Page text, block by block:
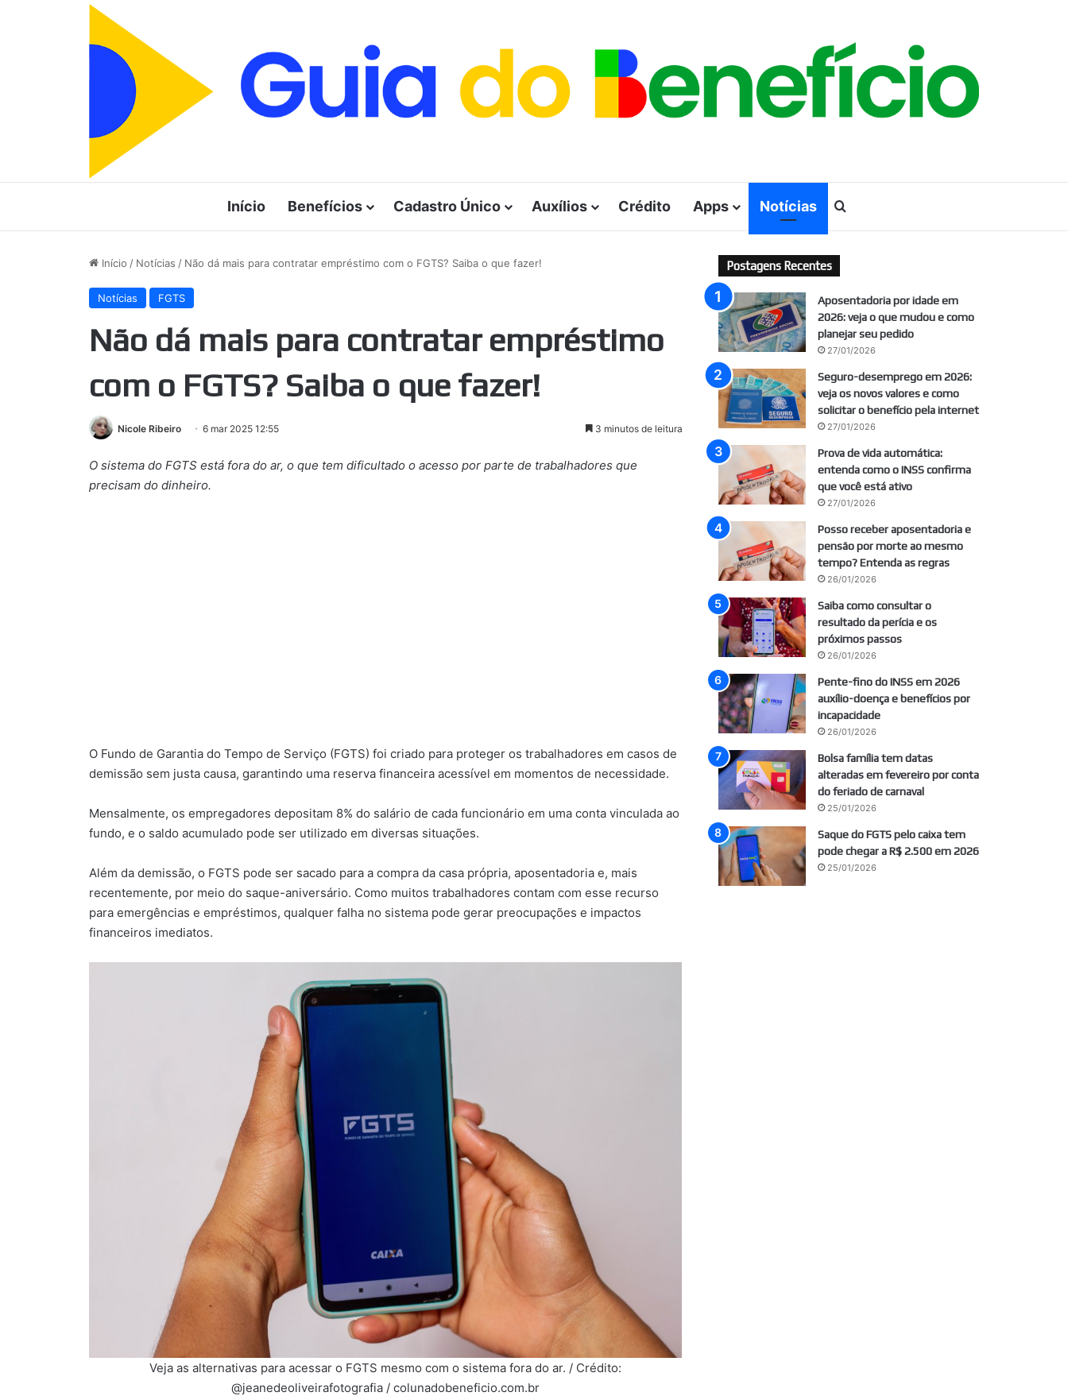
Início Benefícios Cadastro Único Auxílios Crédito Apps Notícias
Início / Notícias / Não dá mais para contratar empréstimo com o FGTS? Saiba o que fazer!
Notícias FGTS
Não dá mais para contratar empréstimo
com o FGTS? Saiba o que fazer!
Nicole Ribeiro 6 mar 2025 12:55 3 minutos de leitura
O sistema do FGTS está fora do ar, o que tem dificultado o acesso por parte de trabalhadores que
precisam do dinheiro.
O Fundo de Garantia do Tempo de Serviço (FGTS) foi criado para proteger os trabalhadores em casos de
demissão sem justa causa, garantindo uma reserva financeira acessível em momentos de necessidade.
Mensalmente, os empregadores depositam 8% do salário de cada funcionário em uma conta vinculada ao
fundo, e o saldo acumulado pode ser utilizado em diversas situações.
Além da demissão, o FGTS pode ser sacado para a compra da casa própria, aposentadoria e, mais
recentemente, por meio do saque-aniversário. Como muitos trabalhadores contam com esse recurso
para emergências e empréstimos, qualquer falha no sistema pode gerar preocupações e impactos
financeiros imediatos.
Veja as alternativas para acessar o FGTS mesmo com o sistema fora do ar. / Crédito:
@jeanedeoliveirafotografia / colunadobeneficio.com.br
Postagens Recentes
Aposentadoria por idade em
2026: veja o que mudou e como
planejar seu pedido
27/01/2026
Seguro-desemprego em 2026:
veja os novos valores e como
solicitar o benefício pela internet
27/01/2026
Prova de vida automática:
entenda como o INSS confirma
que você está ativo
27/01/2026
Posso receber aposentadoria e
pensão por morte ao mesmo
tempo? Entenda as regras
26/01/2026
Saiba como consultar o
resultado da perícia e os
próximos passos
26/01/2026
Pente-fino do INSS em 2026
auxílio-doença e benefícios por
incapacidade
26/01/2026
Bolsa família tem datas
alteradas em fevereiro por conta
do feriado de carnaval
25/01/2026
Saque do FGTS pelo caixa tem
pode chegar a R$ 2.500 em 2026
25/01/2026